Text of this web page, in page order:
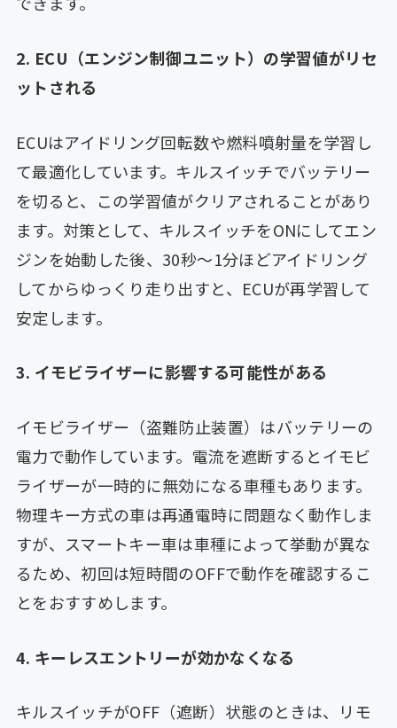
2. ECU（エンジン制御ユニット）の学習値がリセ
ットされる
ECUはアイドリング回転数や燃料噴射量を学習し
て最適化しています。キルスイッチでバッテリー
を切ると、この学習値がクリアされることがあり
ます。対策として、キルスイッチをONにしてエン
ジンを始動した後、30秒〜1分ほどアイドリング
してからゆっくり走り出すと、ECUが再学習して
安定します。
3. イモビライザーに影響する可能性がある
イモビライザー（盗難防止装置）はバッテリーの
電力で動作しています。電流を遮断するとイモビ
ライザーが一時的に無効になる車種もあります。
物理キー方式の車は再通電時に問題なく動作しま
すが、スマートキー車は車種によって挙動が異な
るため、初回は短時間のOFFで動作を確認するこ
とをおすすめします。
4. キーレスエントリーが効かなくなる
キルスイッチがOFF（遮断）状態のときは、リモ